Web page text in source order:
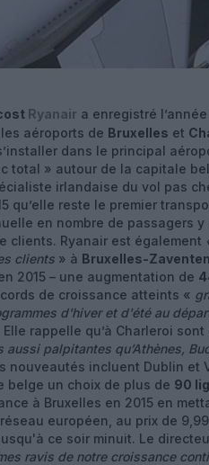
Ryanair a enregistré
aéroports de Bruxelles et
dans le principal
total » autour de la capitale
irlandaise du vol pas
qu’elle reste le premier
en nombre de passagers
clients. Ryanair est également
clients » à Bruxelles-
2015 – une augmentation de
de croissance atteints «
d'hiver et d'été au
rappelle qu’à Charleroi
palpitantes qu’Athènes,
nouveautés incluent Dublin et
belge un choix de plus de 90
à Bruxelles en 2015 en
européen, au prix de
ce soir minuit. Le
ravis de notre croissance